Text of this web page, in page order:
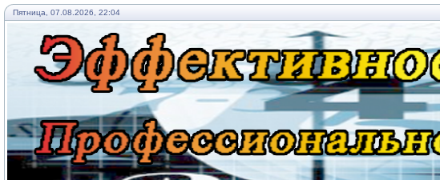
Пятница, 07.08.2026, 22:04